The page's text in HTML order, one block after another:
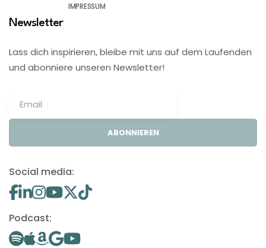
IMPRESSUM
Newsletter
Lass dich inspirieren, bleibe mit uns auf dem Laufenden
und abonniere unseren Newsletter!
ABONNIEREN
Social media:
Podcast: